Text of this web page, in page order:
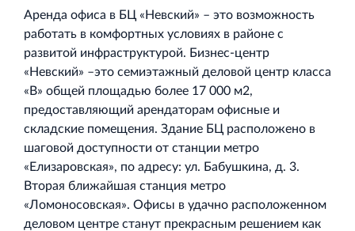
Аренда офиса в БЦ «Невский» – это возможность
работать в комфортных условиях в районе с
развитой инфраструктурой. Бизнес-центр
«Невский» –это семиэтажный деловой центр класса
«В» общей площадью более 17 000 м2,
предоставляющий арендаторам офисные и
складские помещения. Здание БЦ расположено в
шаговой доступности от станции метро
«Елизаровская», по адресу: ул. Бабушкина, д. 3.
Вторая ближайшая станция метро
«Ломоносовская». Офисы в удачно расположенном
деловом центре станут прекрасным решением как